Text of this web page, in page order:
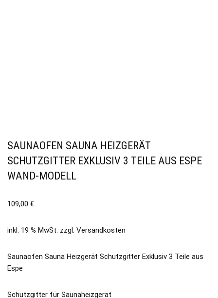
SAUNAOFEN SAUNA HEIZGERÄT
SCHUTZGITTER EXKLUSIV 3 TEILE AUS ESPE
WAND-MODELL
109,00 €
inkl. 19 % MwSt. zzgl. Versandkosten
Saunaofen Sauna Heizgerät Schutzgitter Exklusiv 3 Teile aus
Espe
Schutzgitter für Saunaheizgerät